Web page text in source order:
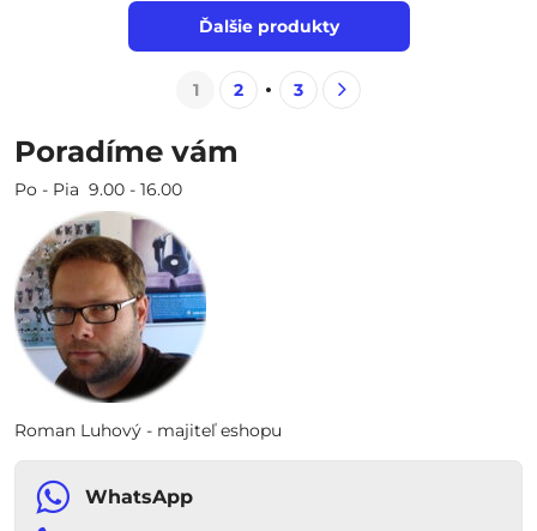
Ďalšie produkty
1 2 3
Poradíme vám
Po - Pia 9.00 - 16.00
Roman Luhový - majiteľ eshopu
WhatsApp